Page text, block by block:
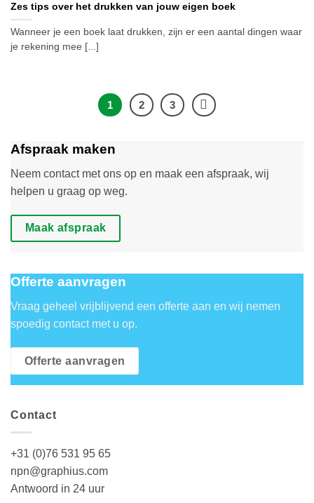
Zes tips over het drukken van jouw eigen boek
Wanneer je een boek laat drukken, zijn er een aantal dingen waar
je rekening mee [...]
1 2 3
Afspraak maken
Neem contact met ons op en maak een afspraak, wij
helpen u graag op weg.
Maak afspraak
Offerte aanvragen
Vraag geheel vrijblijvend een offerte aan en wij nemen
spoedig contact met u op.
Offerte aanvragen
Contact
+31 (0)76 531 95 65
npn@graphius.com
Antwoord in 24 uur